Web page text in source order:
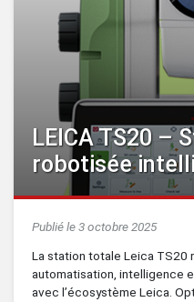
LEICA TS20 –
robotisée
Publié le 3 octobre 2025
La station totale Leica TS20
automatisation, intelligence
avec l’écosystème Leica.